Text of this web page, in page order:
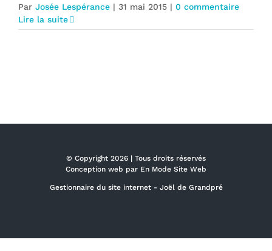
Par Josée Lespérance | 31 mai 2015 | 0 commentaire
Lire la suite
© Copyright 2026 | Tous droits réservés
Conception web par En Mode Site Web
Gestionnaire du site internet - Joël de Grandpré